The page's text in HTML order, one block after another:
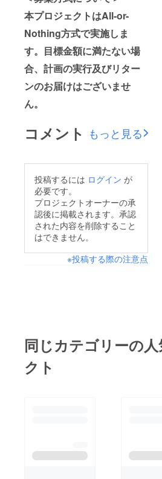
本プロジェクトはAll-or-
Nothing方式で実施しま
す。目標金額に満たない場
合、計画の実行及びリター
ンのお届けはございませ
ん。
コメント もっと見る
投稿するには ログイン が
必要です。
プロジェクトオーナーの承
認後に掲載されます。承認
された内容を削除すること
はできません。
※投稿する際の注意点
同じカテゴリーの
クト